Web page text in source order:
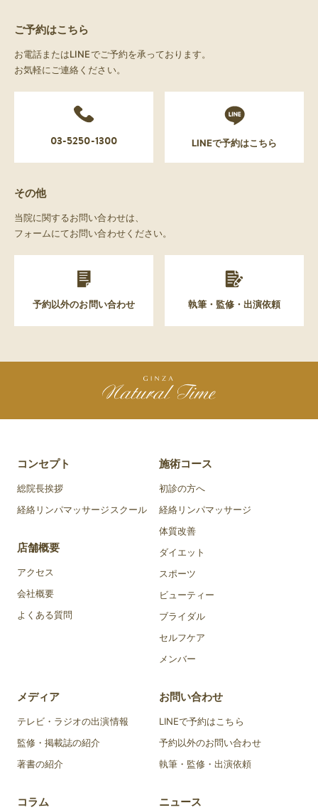
ご予約はこちら
お電話またはLINEでご予約を承っております。
お気軽にご連絡ください。
03-5250-1300 LINEで予約はこちら
その他
当院に関するお問い合わせは、
フォームにてお問い合わせください。
予約以外のお問い合わせ 執筆・監修・出演依頼
コンセプト
総院長挨拶
経絡リンパマッサージスクール
店舗概要
アクセス
会社概要
よくある質問
施術コース
初診の方へ
経絡リンパマッサージ
体質改善
ダイエット
スポーツ
ビューティー
ブライダル
セルフケア
メンバー
メディア
テレビ・ラジオの出演情報
監修・掲載誌の紹介
著書の紹介
コラム
お問い合わせ
LINEで予約はこちら
予約以外のお問い合わせ
執筆・監修・出演依頼
ニュース